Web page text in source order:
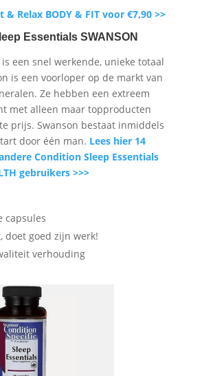
Relax BODY & FIT voor €7,90 >>
Essentials SWANSON
is een snel werkende, unieke totaal
is een voorloper op de markt van
Ze hebben een extreem
met alleen maar topproducten
prijs. Swanson bestaat inmiddels
door één man. Lees hier 14
Condition Sleep Essentials
gebruikers >>>
capsules
doet goed zijn werk!
verhouding